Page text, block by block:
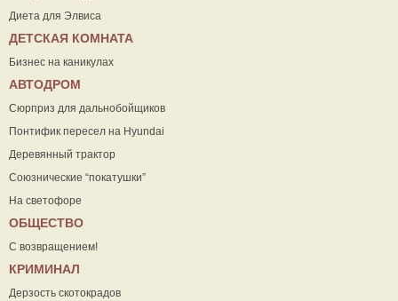
Диета для Элвиса
ДЕТСКАЯ КОМНАТА
Бизнес на каникулах
АВТОДРОМ
Сюрприз для дальнобойщиков
Понтифик пересел на Hyundai
Деревянный трактор
Союзнические “покатушки”
На светофоре
ОБЩЕСТВО
С возвращением!
КРИМИНАЛ
Дерзость скотокрадов